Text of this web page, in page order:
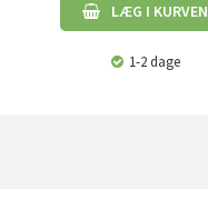
LÆG I KURVEN
1-2 dage